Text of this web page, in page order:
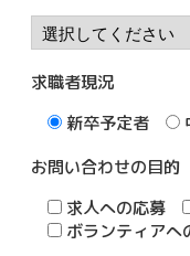
求職者現況
新卒予定者
お問い合わせの目的
求人への応募
ボランティアへ